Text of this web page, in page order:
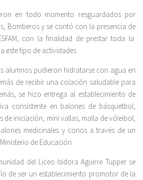
en todo momento resguardados por
Bomberos y se contó con la presencia de
con la finalidad de prestar toda la
este tipo de actividades.
alumnos pudieron hidratarse con agua en
de recibir una colación saludable para
se hizo entrega al establecimiento de
consistente en balones de básquetbol,
iniciación, mini vallas, malla de vóleibol,
medicinales y conos a través de un
de Educación.
del Liceo Isidora Aguirre Tupper se
de ser un establecimiento promotor de la